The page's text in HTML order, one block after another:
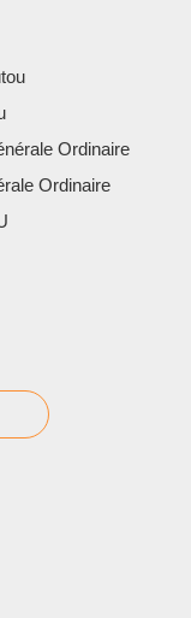
Ordinaire